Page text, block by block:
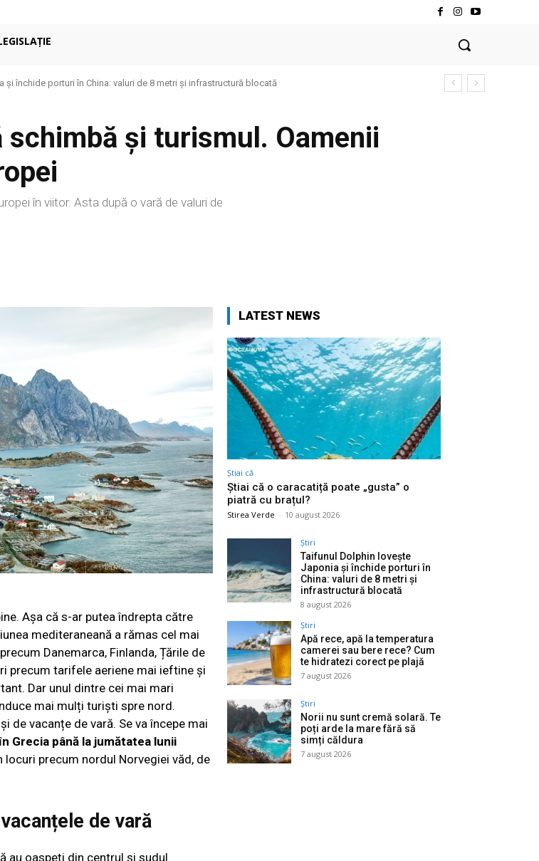
și închide porturi în China: valuri de 8 metri și infrastructură blocată
și turismul. Oamenii
în viitor. Asta după o vară de valuri de
Așa că s-ar putea îndrepta către
mediteraneană a rămas cel mai
Danemarca, Finlanda, Țările de
precum tarifele aeriene mai ieftine și
Dar unul dintre cei mai mari
mai mulți turiști spre nord.
de vacanțe de vară. Se va începe mai
Grecia până la jumătatea lunii
precum nordul Norvegiei văd, de
de vară
au oaspeți din centrul și sudul
LATEST NEWS
Știai că
Știai că o caracatiță poate „gusta” o
piatră cu brațul?
Stirea Verde - 10 august 2026
Știri
Taifunul Dolphin lovește
Japonia și închide porturi în
China: valuri de 8 metri și
infrastructură blocată
8 august 2026
Știri
Apă rece, apă la temperatura
camerei sau bere rece? Cum
te hidratezi corect pe plajă
7 august 2026
Știri
Norii nu sunt cremă solară. Te
poți arde la mare fără să
simți căldura
7 august 2026